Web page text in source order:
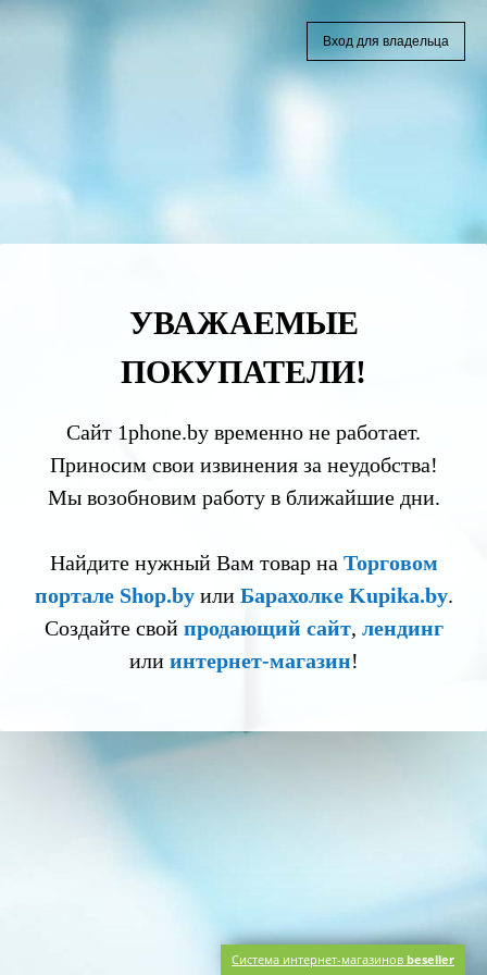
УВАЖАЕМЫЕ
ПОКУПАТЕЛИ!
Сайт 1phone.by временно не работает.
Приносим свои извинения за неудобства!
Мы возобновим работу в ближайшие дни.
Найдите нужный Вам товар на Торговом
портале Shop.byили Барахолке Kupika.by.
Создайте свой продающий сайт, лендинг
или интернет-магазин!
Вход для владельца
Система интернет-магазинов beseller